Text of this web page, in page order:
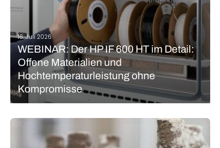
16. Juli 2026
WEBINAR: Der HP IF 600 HT im Detail:
Offene Materialien und
Hochtemperaturleistung ohne
Kompromisse
Erschwinglichkeit von Desktop-Systemen oder die Leistung
geschlossener Industrieplattformen. Am 23. Juli zeigen
3Dnatives und HP Additive Manufacturing Solutions, wie der
neue HP IF 600 HT diesen Kompromiss überwindet, indem er…